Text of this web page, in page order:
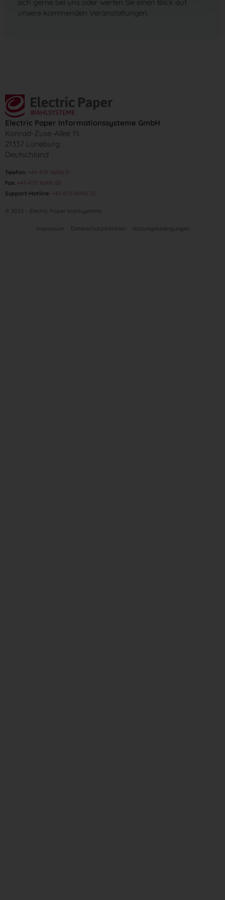
sich gerne bei uns oder werfen Sie einen Blick auf
unsere kommenden Veranstaltungen.
Electric Paper Informationssysteme GmbH
Konrad-Zuse-Allee 15
21337 Lüneburg
Deutschland
Telefon: +49 4131 96916 0
Fax: +49 4131 96916 60
Support-Hotline: +49 4131 96916 50
© 2023 – Electric Paper Wahlsysteme
Impressum Datenschutzrichtlinien Nutzungsbedingungen